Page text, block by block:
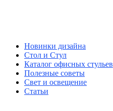
Новинки дизайна
Стол и Стул
Каталог офисных стульев
Полезные советы
Свет и освещение
Статьи